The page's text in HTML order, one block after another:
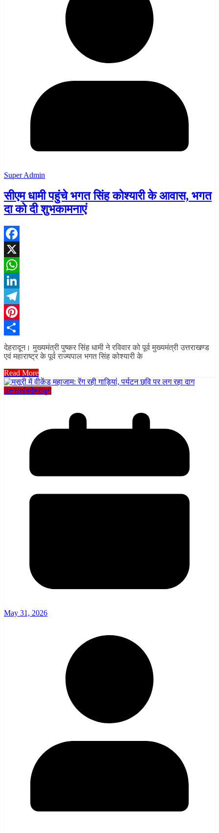
Super Admin
सीएम धामी पहुंचे भगत सिंह कोश्यारी के आवास, भगत
दा को दी शुभकामनाएं
Facebook
X
WhatsApp
LinkedIn
Telegram
Pinterest
Share
देहरादून। मुख्यमंत्री पुष्कर सिंह धामी ने रविवार को पूर्व मुख्यमंत्री उत्तराखण्ड
एवं महाराष्ट्र के पूर्व राज्यपाल भगत सिंह कोश्यारी के
Read More
उत्तराखंडदेहरादून
May 31, 2026